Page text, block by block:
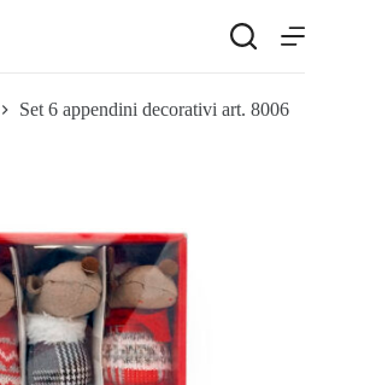
Set 6 appendini decorativi art. 8006